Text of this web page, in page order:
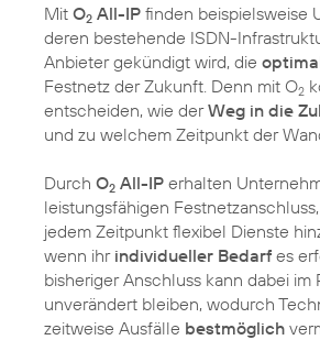
Mit O2 All-IP finden beispielsweise
deren bestehende ISDN-
Anbieter gekündigt wird, die
Festnetz der Zukunft. Denn mit O2
entscheiden, wie derWeg in die
und zu welchem Zeitpunkt der
Durch O2 All-IP erhalten
leistungsfähigen
jedem Zeitpunkt flexibel Dienste
wenn ihr individueller Bedarf es
bisheriger Anschluss kann dabei im
unverändert bleiben, wodurch
zeitweise Ausfälle bestmöglich